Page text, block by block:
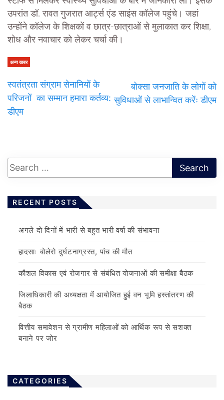
उपरांत डॉ. रावत गुजरात आर्ट्स एंड साइंस कॉलेज पहुंचे। जहां
उन्होंने कॉलेज के शिक्षकों व छात्र-छात्राओं से मुलाकात कर शिक्षा,
शोध और नवाचार को लेकर चर्चा की।
अन्य खबर
स्वतंत्रता संग्राम सेनानियों के
परिजनों का सम्मान हमारा कर्तव्य:
डीएम
बोक्सा जनजाति के लोगों को
सुविधाओं से लाभान्वित करेंः डीएम
RECENT POSTS
अगले दो दिनों में भारी से बहुत भारी वर्षा की संभावना
हादसाः बोलेरो दुर्घटनाग्रस्त, पांच की मौत
कौशल विकास एवं रोजगार से संबंधित योजनाओं की समीक्षा बैठक
जिलाधिकारी की अध्यक्षता में आयोजित हुई वन भूमि हस्तांतरण की
बैठक
वित्तीय समावेशन से ग्रामीण महिलाओं को आर्थिक रूप से सशक्त
बनाने पर जोर
CATEGORIES